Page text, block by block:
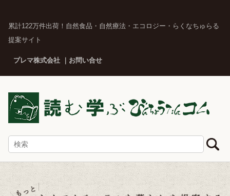
累計122万件出荷！自然食品・自然療法・エコロジー・らくなちゅらる
提案サイト
プレマ株式会社 お問い合せ